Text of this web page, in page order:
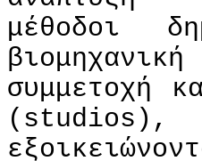
μέθοδοι
συμμετοχή